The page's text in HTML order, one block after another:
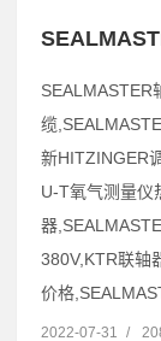
SEALMASTER
缆
新HITZINGER
U-T氧气测量仪
器
380V,KTR联轴
价格
2022-07-31 /